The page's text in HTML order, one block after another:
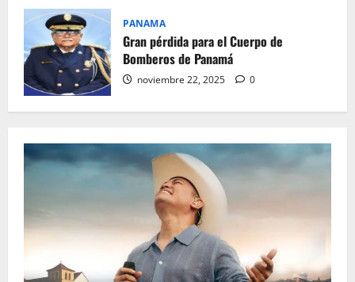
PANAMA
Gran pérdida para el Cuerpo de
Bomberos de Panamá
noviembre 22, 2025 0